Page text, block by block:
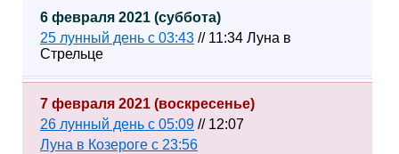
6 февраля 2021 (суббота)
25 лунный день с 03:43 // 11:34 Луна в
Стрельце
7 февраля 2021 (воскресенье)
26 лунный день с 05:09 // 12:07
Луна в Козероге с 23:56